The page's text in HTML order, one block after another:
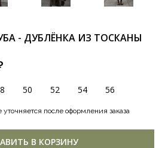
- ДУБЛЁНКА ИЗ ТОСКАНЫ
50 52 54 56
после оформления заказа
В КОРЗИНУ